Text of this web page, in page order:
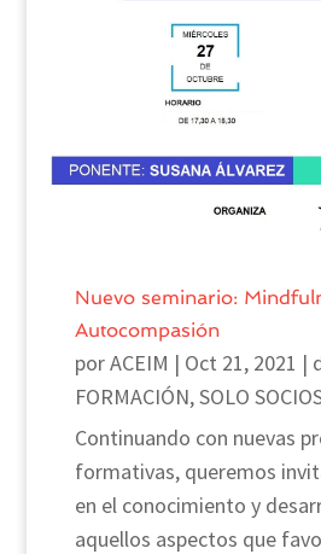
Nuevo seminario:
Autocompasión
porACEIM | Oct 21, 2021 |
FORMACIÓN,SOLO
Continuando con nuevas
formativas, queremos
en el conocimiento y
aquellos aspectos que